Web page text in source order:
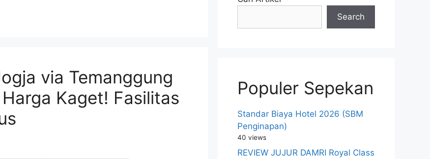
via Temanggung
Kaget! Fasilitas
Search
Populer Sepekan
Standar Biaya Hotel 2026 (SBM
Penginapan)
40 views
REVIEW JUJUR DAMRI Royal Class